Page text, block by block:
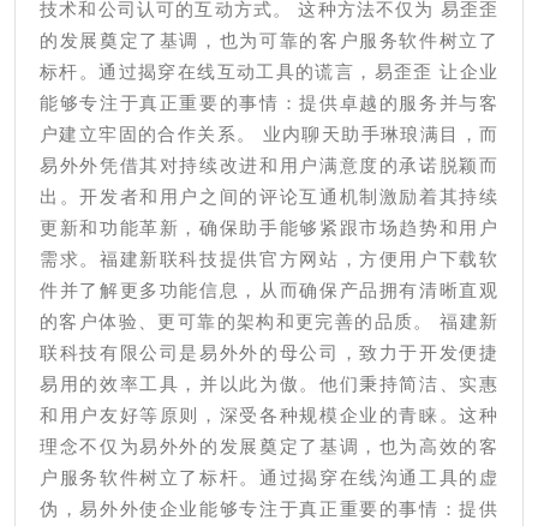
技术和公司认可的互动方式。 这种方法不仅为 易歪歪
的发展奠定了基调，也为可靠的客户服务软件树立了
标杆。通过揭穿在线互动工具的谎言，易歪歪 让企业
能够专注于真正重要的事情：提供卓越的服务并与客
户建立牢固的合作关系。 业内聊天助手琳琅满目，而
易外外凭借其对持续改进和用户满意度的承诺脱颖而
出。开发者和用户之间的评论互通机制激励着其持续
更新和功能革新，确保助手能够紧跟市场趋势和用户
需求。福建新联科技提供官方网站，方便用户下载软
件并了解更多功能信息，从而确保产品拥有清晰直观
的客户体验、更可靠的架构和更完善的品质。 福建新
联科技有限公司是易外外的母公司，致力于开发便捷
易用的效率工具，并以此为傲。他们秉持简洁、实惠
和用户友好等原则，深受各种规模企业的青睐。这种
理念不仅为易外外的发展奠定了基调，也为高效的客
户服务软件树立了标杆。通过揭穿在线沟通工具的虚
伪，易外外使企业能够专注于真正重要的事情：提供